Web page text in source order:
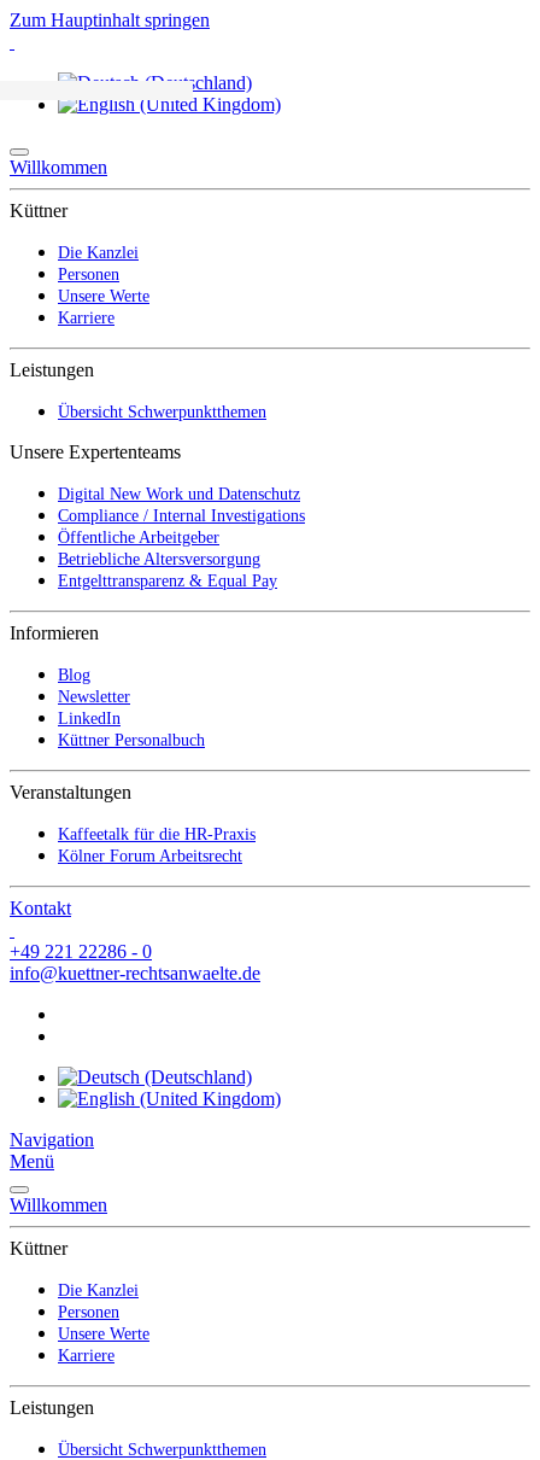
Zum Hauptinhalt springen
Willkommen
Küttner
Die Kanzlei
Personen
Unsere Werte
Karriere
Leistungen
Übersicht Schwerpunktthemen
Unsere Expertenteams
Digital New Work und Datenschutz
Compliance / Internal Investigations
Öffentliche Arbeitgeber
Betriebliche Altersversorgung
Entgelttransparenz & Equal Pay
Informieren
Blog
Newsletter
LinkedIn
Küttner Personalbuch
Veranstaltungen
Kaffeetalk für die HR-Praxis
Kölner Forum Arbeitsrecht
Kontakt
+49 221 22286 - 0
info@kuettner-rechtsanwaelte.de
Navigation
Menü
Willkommen
Küttner
Die Kanzlei
Personen
Unsere Werte
Karriere
Leistungen
Übersicht Schwerpunktthemen